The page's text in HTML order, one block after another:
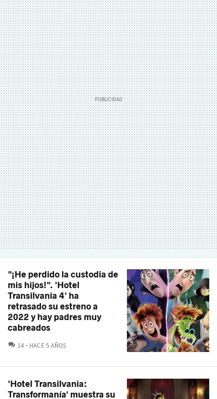
"¡He perdido la custodia de
mis hijos!". 'Hotel
Transilvania 4' ha
retrasado su estreno a
2022 y hay padres muy
cabreados
14 COMENTARIOS
HACE 5 AÑOS
'Hotel Transilvania:
Transformanía' muestra su